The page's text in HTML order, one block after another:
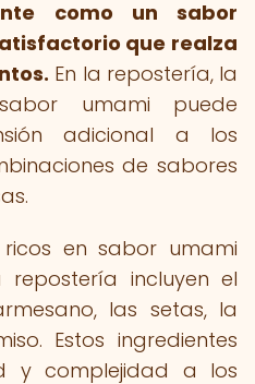
como un sabor
que realza
En la repostería, la
umami puede
adicional a los
de sabores
ricos en sabor umami
incluyen el
las setas, la
Estos ingredientes
y complejidad a los